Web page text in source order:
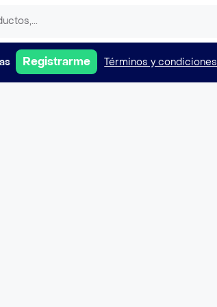
Registrarme Términos y condiciones